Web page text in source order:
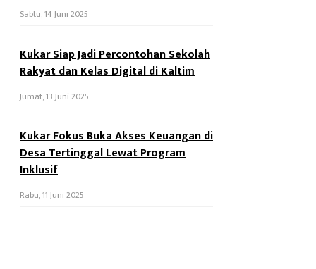
Sabtu, 14 Juni 2025
Kukar Siap Jadi Percontohan Sekolah
Rakyat dan Kelas Digital di Kaltim
Jumat, 13 Juni 2025
Kukar Fokus Buka Akses Keuangan di
Desa Tertinggal Lewat Program
Inklusif
Rabu, 11 Juni 2025